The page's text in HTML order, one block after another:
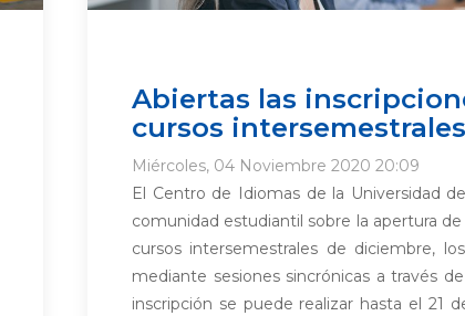
Abiertas las
cursos
Miércoles, 04 Noviembre 2020 20:09
El Centro de Idiomas de la Universidad
comunidad estudiantil sobre la apertura de
cursos intersemestrales de diciembre,
mediante sesiones sincrónicas a través
inscripción se puede realizar hasta el 21